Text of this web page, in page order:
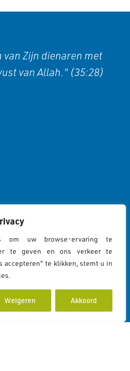
om uw browse-ervaring te
te geven en ons verkeer te
accepteren" te klikken, stemt u in
Weigeren Akkoord
van Zijn dienaren met
van Allah." (35:28)